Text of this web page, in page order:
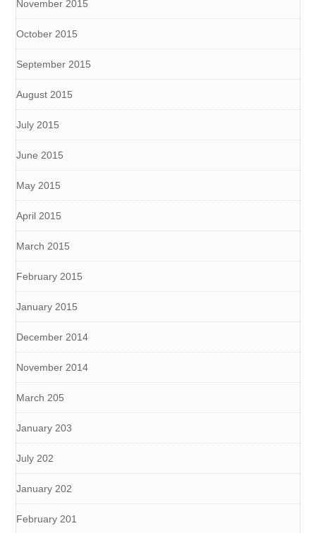
November 2015
October 2015
September 2015
August 2015
July 2015
June 2015
May 2015
April 2015
March 2015
February 2015
January 2015
December 2014
November 2014
March 205
January 203
July 202
January 202
February 201